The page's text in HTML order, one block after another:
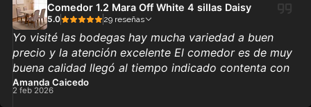
Comedor 1.2 Mara Off White 4 sillas Daisy
5.0 29 reseñas
Yo visité las bodegas hay mucha variedad a buen
precio y la atención excelente El comedor es de muy
buena calidad llegó al tiempo indicado contenta con
la atención y el producto si lo recomiendo👍🏼
Amanda Caicedo
2 feb 2026